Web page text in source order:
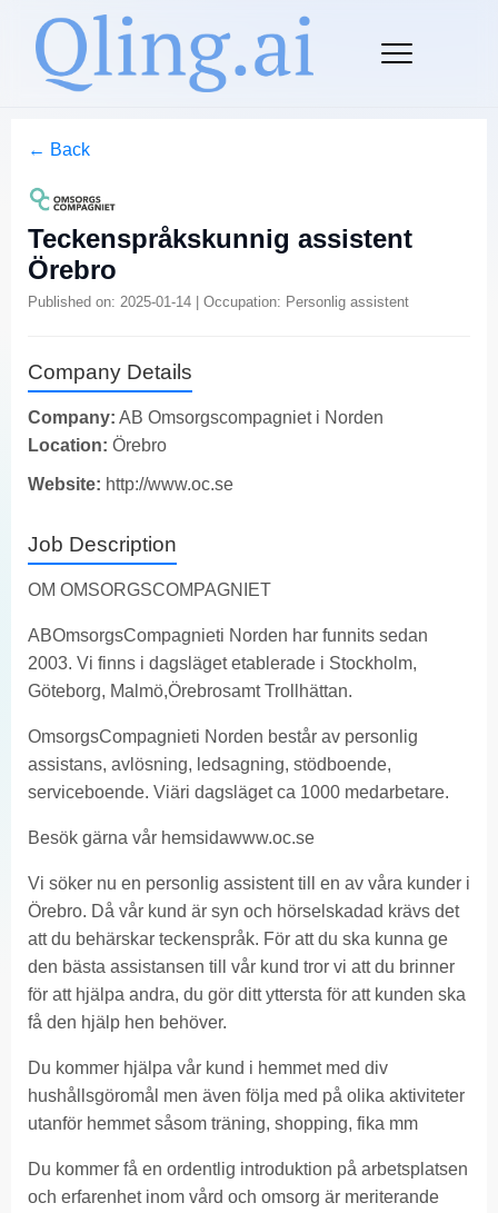
← Back
Teckenspråkskunnig assistent
Örebro
Published on: 2025-01-14 | Occupation: Personlig assistent
Company Details
Company: AB Omsorgscompagniet i Norden
Location: Örebro
Website: http://www.oc.se
Job Description
OM OMSORGSCOMPAGNIET
ABOmsorgsCompagnieti Norden har funnits sedan
2003. Vi finns i dagsläget etablerade i Stockholm,
Göteborg, Malmö,Örebrosamt Trollhättan.
OmsorgsCompagnieti Norden består av personlig
assistans, avlösning, ledsagning, stödboende,
serviceboende. Viäri dagsläget ca 1000 medarbetare.
Besök gärna vår hemsidawww.oc.se
Vi söker nu en personlig assistent till en av våra kunder i
Örebro. Då vår kund är syn och hörselskadad krävs det
att du behärskar teckenspråk. För att du ska kunna ge
den bästa assistansen till vår kund tror vi att du brinner
för att hjälpa andra, du gör ditt yttersta för att kunden ska
få den hjälp hen behöver.
Du kommer hjälpa vår kund i hemmet med div
hushållsgöromål men även följa med på olika aktiviteter
utanför hemmet såsom träning, shopping, fika mm
Du kommer få en ordentlig introduktion på arbetsplatsen
och erfarenhet inom vård och omsorg är meriterande